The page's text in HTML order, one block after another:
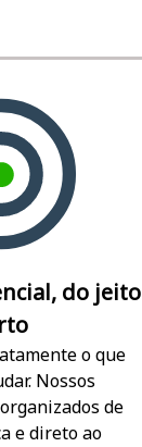
do jeito
o que
Nossos
de
e direto ao